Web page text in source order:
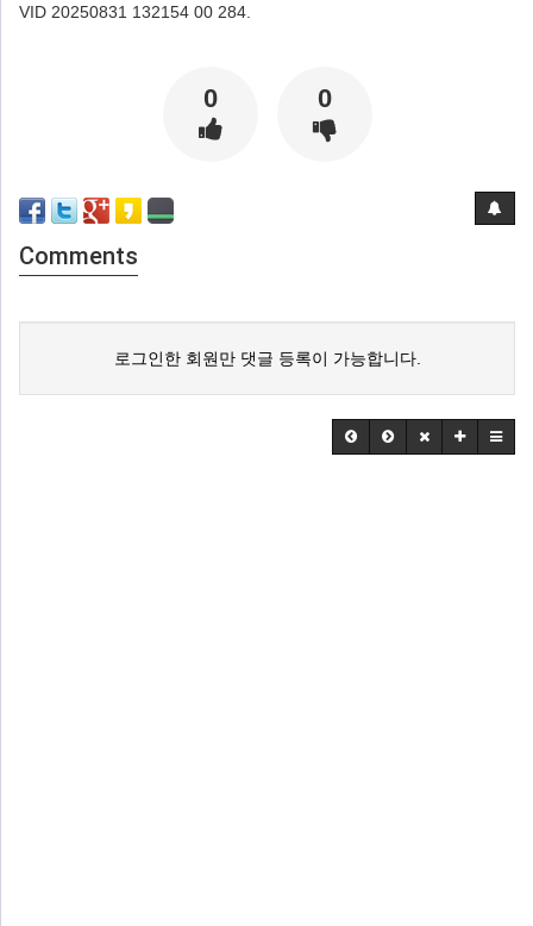
VID 20250831 132154 00 284.
0 0
Comments
로그인한 회원만 댓글 등록이 가능합니다.